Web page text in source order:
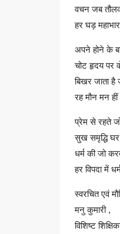
वचन जब
हर घड़
अपने होने के
चोट हृदय पर
बिखर जाता है
रह मौन मन
प्रेम से रहते
सुख समृद्धि
धर्म की जो
हर विपदा में
स्वरचित एवं
मनु कुमारी ,
विशिष्ट